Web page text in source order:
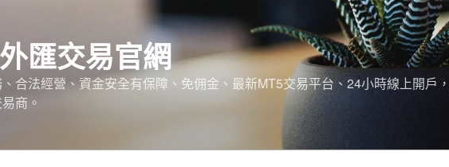
匯交易官網
合法經營、資金安全有保障、免佣金、最新MT5交易平台、24小時線上開戶
商。